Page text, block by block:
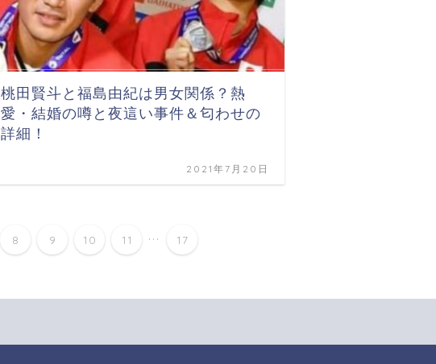
桃田賢斗と福島由紀は男女関係？熱
愛・結婚の噂と夜這い事件＆匂わせの
詳細！
2021年7月20日
8 9 10 11 ... 17